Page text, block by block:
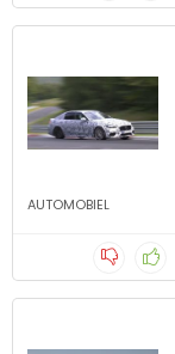
AUTOMOBIEL